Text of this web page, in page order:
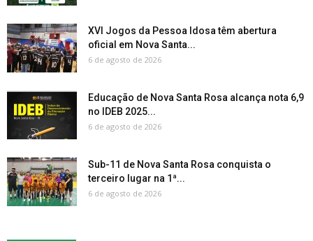
XVI Jogos da Pessoa Idosa têm abertura
oficial em Nova Santa...
6 de agosto de 2026
Educação de Nova Santa Rosa alcança nota 6,9
no IDEB 2025...
6 de agosto de 2026
Sub-11 de Nova Santa Rosa conquista o
terceiro lugar na 1ª...
6 de agosto de 2026